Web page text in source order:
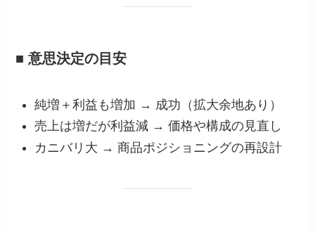
■ 意思決定の目安
純増＋利益も増加 → 成功（拡大余地あり）
売上は増だが利益減 → 価格や構成の見直し
カニバリ大 → 商品ポジショニングの再設計